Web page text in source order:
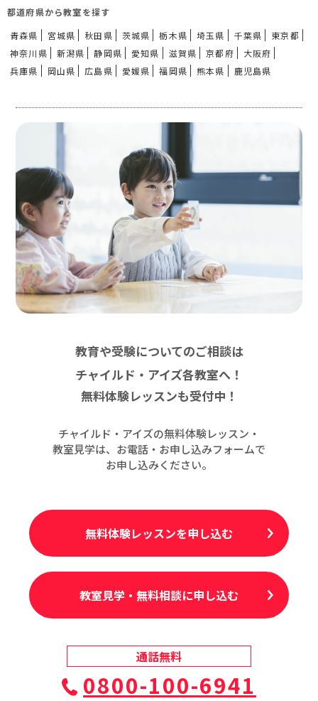
都道府県から教室を探す
青森県
宮城県 秋田県 茨城県 栃木県 埼玉県 千葉県
東京都
神奈川県
新潟県 静岡県 愛知県 滋賀県 京都府
大阪府
兵庫県
岡山県 広島県 愛媛県 福岡県 熊本県 鹿児島県
教育や受験についてのご相談は
チャイルド・アイズ各教室へ！
無料体験レッスンも受付中！
チャイルド・アイズの無料体験レッスン・
教室見学は、お電話・お申し込みフォームで
お申し込みください。
無料体験レッスンを申し込む
教室見学・無料相談に申し込む
通話無料
0800-100-6941